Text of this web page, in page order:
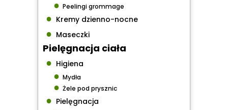
● Peelingi grommage
● Kremy dzienno-nocne
● Maseczki
Pielęgnacja ciała
● Higiena
● Mydła
● Żele pod prysznic
● Pielęgnacja